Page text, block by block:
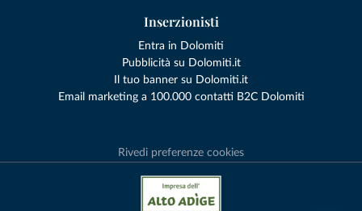
Inserzionisti
Entra in Dolomiti
Pubblicità su Dolomiti.it
Il tuo banner su Dolomiti.it
Email marketing a 100.000 contatti B2C Dolomiti
Rivedi preferenze cookies